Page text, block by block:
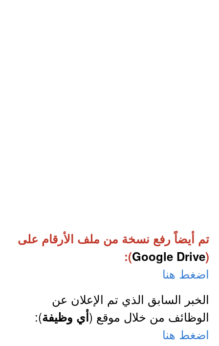
تم أيضاً رفع نسخة من ملف الأرقام على
(
Google Drive
)
:
اضغط هنا
الخبر السابق الذي تم الإعلان عن
الوظائف من خلال موقع (أي وظيفة):
اضغط هنا